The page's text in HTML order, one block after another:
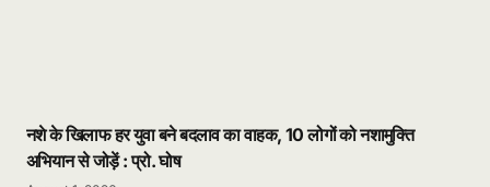
नशे के खिलाफ हर युवा बने बदलाव का वाहक, 10 लोगों को नशामुक्ति
अभियान से जोड़ें : प्रो. घोष